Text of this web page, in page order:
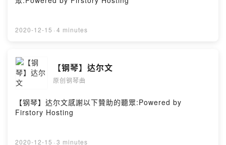
2020-12-15 · 4 minutes
【钢琴】达尔文
原创钢琴曲
【钢琴】达尔文感謝以下贊助的聽眾:Powered by
Firstory Hosting
2020-12-15 · 3 minutes